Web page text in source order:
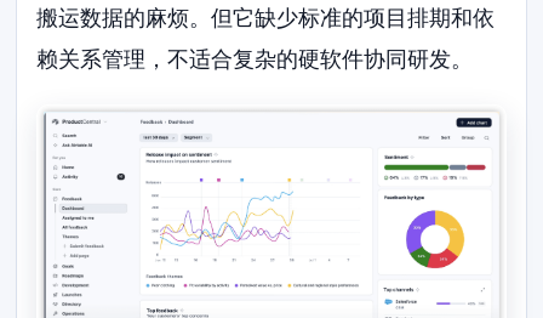
搬运数据的麻烦。但它缺少标准的项目排期和依
赖关系管理，不适合复杂的硬软件协同研发。